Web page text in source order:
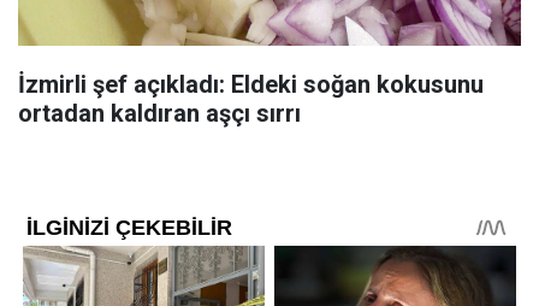
İzmirli şef açıkladı: Eldeki soğan kokusunu
ortadan kaldıran aşçı sırrı